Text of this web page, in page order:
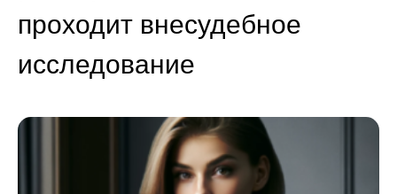
проходит внесудебное
исследование